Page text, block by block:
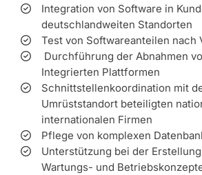
Integration von Software in
deutschlandweiten Standorten
Test von Softwareanteilen nach
Durchführung der Abnahmen
Integrierten Plattformen
Schnittstellenkoordination mit
Umrüststandort beteiligten
internationalen Firmen
Pflege von komplexen
Unterstützung bei der
Wartungs- und